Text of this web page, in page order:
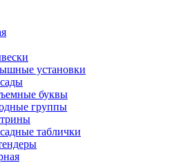
установки
буквы
группы
таблички